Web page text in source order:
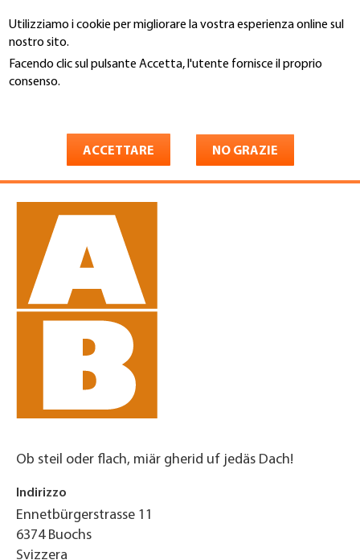
Utilizziamo i cookie per migliorare la vostra esperienza online sul
nostro sito.
Facendo clic sul pulsante Accetta, l'utente fornisce il proprio
consenso.
ACCETTARE NO GRAZIE
al
contenuto
principale
You
Dachdeckerei AG
Ob steil oder flach, miär gherid uf jedäs Dach!
Indirizzo
Ennetbürgerstrasse 11
6374 Buochs
Svizzera